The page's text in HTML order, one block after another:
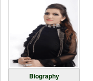
Biography